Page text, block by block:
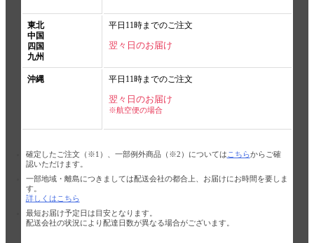
東北
中国
四国
九州
平日11時までのご注文
翌々日のお届け
沖縄 平日11時までのご注文
翌々日のお届け
※航空便の場合
確定したご注文（※1）、一部例外商品（※2）については こちらからご確
認いただけます。
一部地域・離島につきましては配送会社の都合上、お届けにお時間を要しま
す。
詳しくはこちら
最短お届け予定日は目安となります。
配送会社の状況により配達日数が異なる場合がございます。